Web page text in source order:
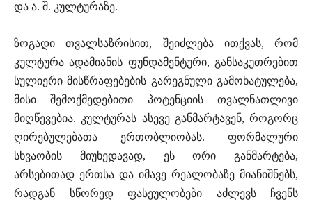
და ა. შ. კულტურაზე.
ზოგადი თვალსაზრისით, შეიძლება ითქვას, რომ
კულტურა ადამიანის ფუნდამენტური, განსაკუთრებით
სულიერი მისწრაფებების გარეგნული გამოხატულება,
მისი შემოქმედებითი პოტენციის თვალნათლივი
მიღწევებია. კულტურას ასევე განმარტავენ, როგორც
ღირებულებათა ერთობლიობას. ფორმალური
სხვაობის მიუხედავად, ეს ორი განმარტება,
არსებითად ერთსა და იმავე რეალობაზე მიანიშნებს,
რადგან სწორედ ფასეულობები აძლევს ჩვენს